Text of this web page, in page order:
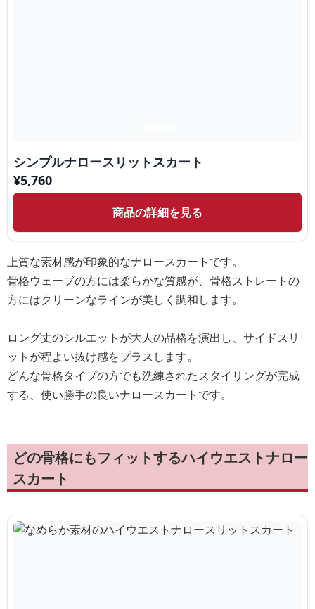
シンプルナロースリットスカート
¥5,760
商品の詳細を見る
上質な素材感が印象的なナロースカートです。
骨格ウェーブの方には柔らかな質感が、骨格ストレートの
方にはクリーンなラインが美しく調和します。
ロング丈のシルエットが大人の品格を演出し、サイドスリ
ットが程よい抜け感をプラスします。
どんな骨格タイプの方でも洗練されたスタイリングが完成
する、使い勝手の良いナロースカートです。
どの骨格にもフィットするハイウエストナロー
スカート